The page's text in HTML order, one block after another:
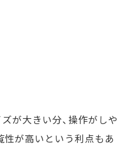
が大きい分、操作がしや
が高いという利点もあ